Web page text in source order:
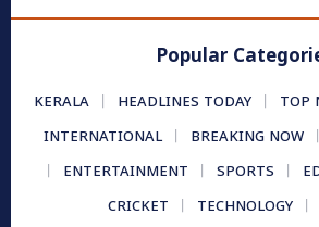
Popular
KERALA HEADLINES TODAY TOP
INTERNATIONAL
BREAKING NOW
ENTERTAINMENT
SPORTS
CRICKET
TECHNOLOGY